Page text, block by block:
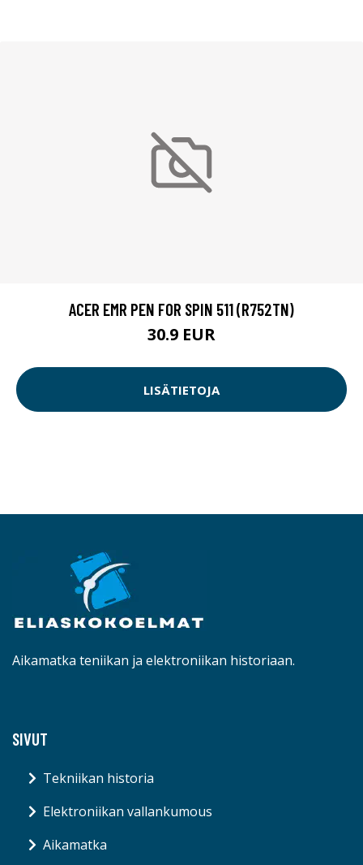
ACER EMR PEN FOR SPIN 511 (R752TN)
30.9 EUR
LISÄTIETOJA
Aikamatka teniikan ja elektroniikan historiaan.
SIVUT
Tekniikan historia
Elektroniikan vallankumous
Aikamatka